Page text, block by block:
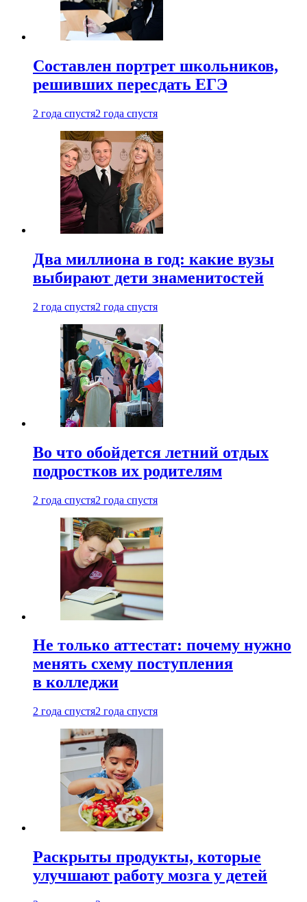
Составлен портрет школьников,
решивших пересдать ЕГЭ
2 года спустя2 года спустя
Два миллиона в год: какие вузы
выбирают дети знаменитостей
2 года спустя2 года спустя
Во что обойдется летний отдых
подростков их родителям
2 года спустя2 года спустя
Не только аттестат: почему нужно
менять схему поступления
в колледжи
2 года спустя2 года спустя
Раскрыты продукты, которые
улучшают работу мозга у детей